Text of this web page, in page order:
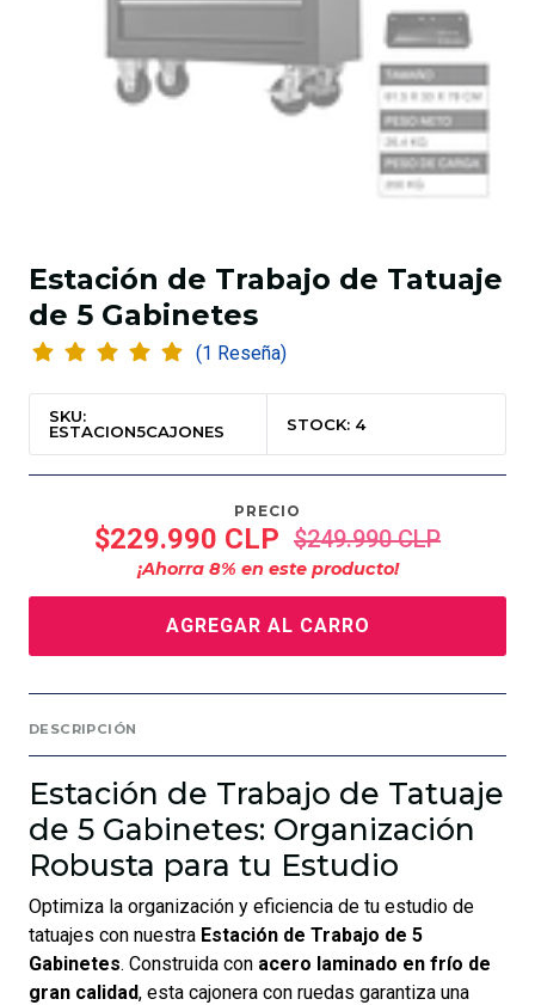
Estación de Trabajo de Tatuaje
de 5 Gabinetes
(1 Reseña)
SKU:
ESTACION5CAJONES
STOCK: 4
PRECIO
$229.990 CLP $249.990 CLP
¡Ahorra 8% en este producto!
AGREGAR AL CARRO
DESCRIPCIÓN
Estación de Trabajo de Tatuaje
de 5 Gabinetes: Organización
Robusta para tu Estudio
Optimiza la organización y eficiencia de tu estudio de
tatuajes con nuestra Estación de Trabajo de 5
Gabinetes. Construida con acero laminado en frío de
gran calidad, esta cajonera con ruedas garantiza una